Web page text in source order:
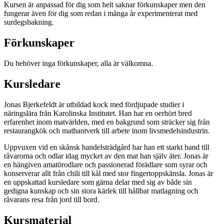
Kursen är anpassad för dig som helt saknar förkunskaper men den
fungerar även för dig som redan i många år experimenterat med
surdegsbakning.
Förkunskaper
Du behöver inga förkunskaper, alla är välkomna.
Kursledare
Jonas Bjerkefeldt är utbildad kock med fördjupade studier i
näringslära från Karolinska Institutet. Han har en oerhört bred
erfarenhet inom matvärlden, med en bakgrund som sträcker sig från
restaurangkök och mathantverk till arbete inom livsmedelsindustrin.
Uppvuxen vid en skånsk handelsträdgård har han ett starkt band till
råvarorna och odlar idag mycket av den mat han själv äter. Jonas är
en hängiven amatörodlare och passionerad förädlare som syrar och
konserverar allt från chili till kål med stor fingertoppskänsla. Jonas är
en uppskattad kursledare som gärna delar med sig av både sin
gedigna kunskap och sin stora kärlek till hållbar matlagning och
råvarans resa från jord till bord.
Kursmaterial